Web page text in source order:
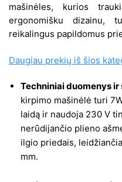
mašinėles, kurios
ergonomišku dizainu,
reikalingus papildomus
Daugiau prekių iš šios
Techniniai duomenys
kirpimo mašinėlė turi
laidą ir naudoja 230 V
nerūdijančio plieno
ilgio priedais,
mm.